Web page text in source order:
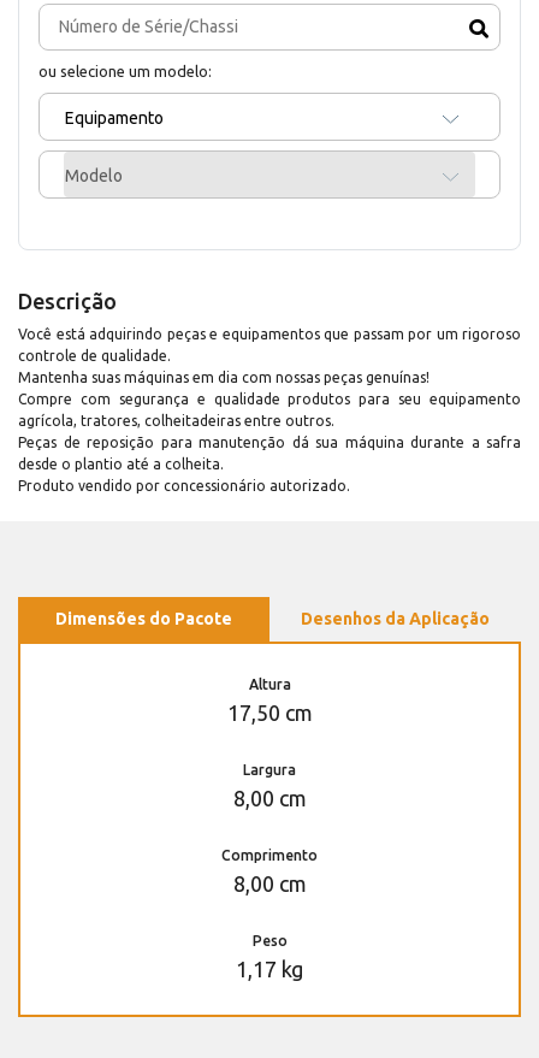
ou selecione um modelo:
Equipamento
Modelo
Descrição
Você está adquirindo peças e equipamentos que passam por um rigoroso
controle de qualidade.
Mantenha suas máquinas em dia com nossas peças genuínas!
Compre com segurança e qualidade produtos para seu equipamento
agrícola, tratores, colheitadeiras entre outros.
Peças de reposição para manutenção dá sua máquina durante a safra
desde o plantio até a colheita.
Produto vendido por concessionário autorizado.
Dimensões do Pacote Desenhos da Aplicação
Altura
17,50 cm
Largura
8,00 cm
Comprimento
8,00 cm
Peso
1,17 kg